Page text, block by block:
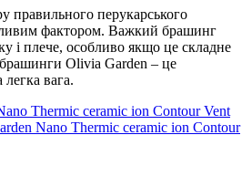
правильного перукарського
фактором. Важкий брашинг
і плече, особливо якщо це складне
брашинги Olivia Garden – це
вага.
Thermic ceramic ion Contour Vent
Nano Thermic ceramic ion Contour